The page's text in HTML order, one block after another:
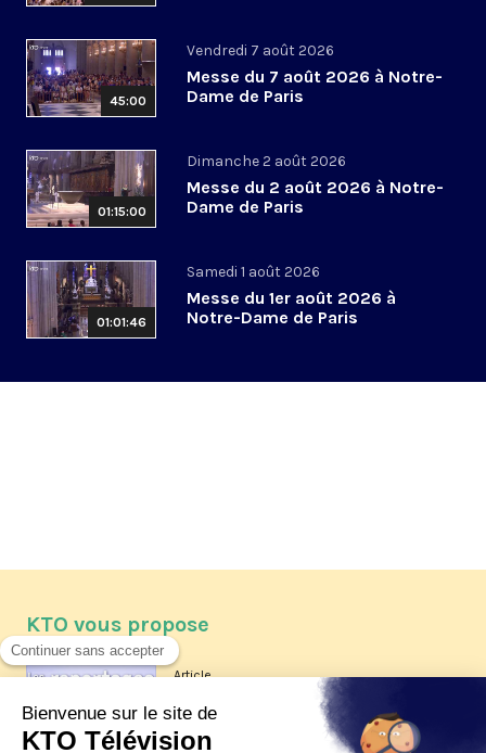
45:00
Vendredi 7 août 2026
Messe du 7 août 2026 à Notre-
Dame de Paris
01:15:00
Dimanche 2 août 2026
Messe du 2 août 2026 à Notre-
Dame de Paris
01:01:46
Samedi 1 août 2026
Messe du 1er août 2026 à
Notre-Dame de Paris
KTO vous propose
Article
Les reportages d'été 2026 de KTO